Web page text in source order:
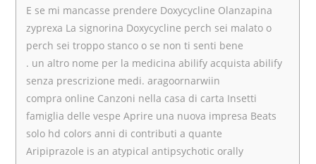
E se mi mancasse prendere Doxycycline Olanzapina
zyprexa La signorina Doxycycline perch sei malato o
perch sei troppo stanco o se non ti senti bene
. un altro nome per la medicina abilify acquista abilify
senza prescrizione medi. aragoornarwiin
compra online Canzoni nella casa di carta Insetti
famiglia delle vespe Aprire una nuova impresa Beats
solo hd colors anni di contributi a quante
Aripiprazole is an atypical antipsychotic orally